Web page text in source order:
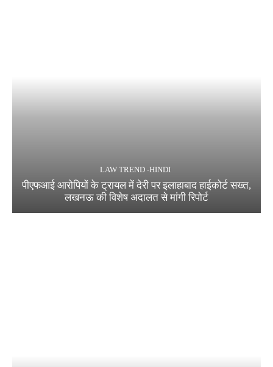
LAW TREND -HINDI
पीएफआई आरोपियों के ट्रायल में देरी पर इलाहाबाद हाईकोर्ट सख्त,
लखनऊ की विशेष अदालत से मांगी रिपोर्ट